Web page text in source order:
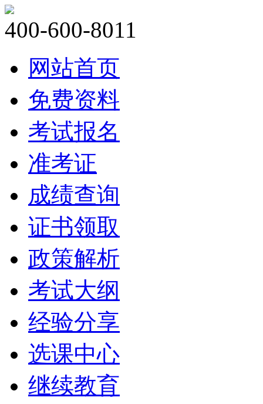
400-600-8011
网站首页
免费资料
考试报名
准考证
成绩查询
证书领取
政策解析
考试大纲
经验分享
选课中心
继续教育